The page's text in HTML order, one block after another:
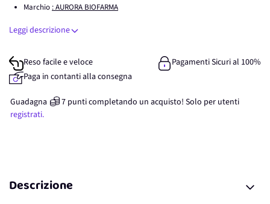
Marchio : AURORA BIOFARMA
Leggi descrizione
Reso facile e veloce
Pagamenti Sicuri al 100%
Paga in contanti alla consegna
Guadagna 7 punticompletando un acquisto! Solo per utenti
registrati.
Descrizione